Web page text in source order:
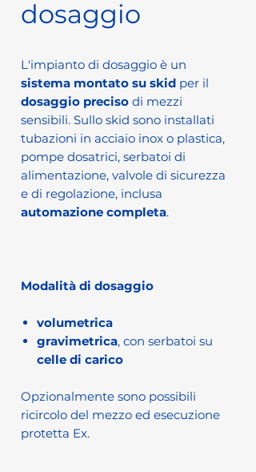
dosaggio
L'impianto di dosaggio è un
sistema montato su skid per il
dosaggio preciso di mezzi
sensibili. Sullo skid sono installati
tubazioni in acciaio inox o plastica,
pompe dosatrici, serbatoi di
alimentazione, valvole di sicurezza
e di regolazione, inclusa
automazione completa.
Modalità di dosaggio
volumetrica
gravimetrica, con serbatoi su
celle di carico
Opzionalmente sono possibili
ricircolo del mezzo ed esecuzione
protetta Ex.